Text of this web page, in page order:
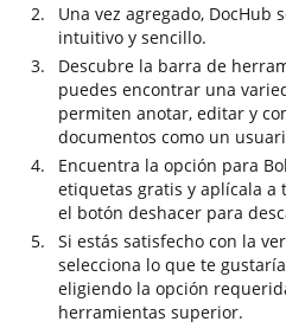
Una vez agregado, DocHub
intuitivo y sencillo.
Descubre la barra de
puedes encontrar una
permiten anotar, editar y
documentos como un
Encuentra la opción para
etiquetas gratis y aplícala a
el botón deshacer para
Si estás satisfecho con la
selecciona lo que te
eligiendo la opción
herramientas superior.